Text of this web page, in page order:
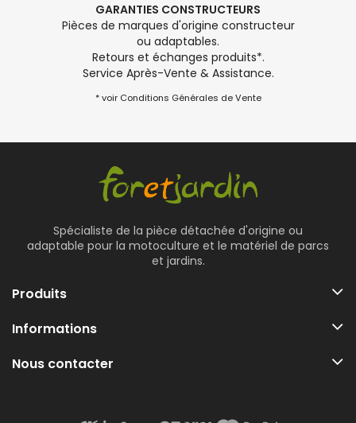
GARANTIES CONSTRUCTEURS
Pièces de marques d'origine constructeur
ou adaptables.
Retours et échanges produits*.
Service Après-Vente & Assistance.
* voir Conditions Générales de Vente
Spécialiste de la pièce détachée d'origine ou
adaptable pour la motoculture et le matériel de parcs
et jardins.
Produits
Informations
Nous contacter